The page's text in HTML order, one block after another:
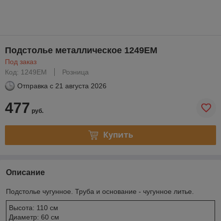
Подстолье металлическое 1249EM
Под заказ
Код: 1249EM
Розница
Отправка с 21 августа 2026
477 руб.
Купить
Описание
Подстолье чугунное. Труба и основание - чугунное литье.
Высота: 110 см
Диаметр: 60 см